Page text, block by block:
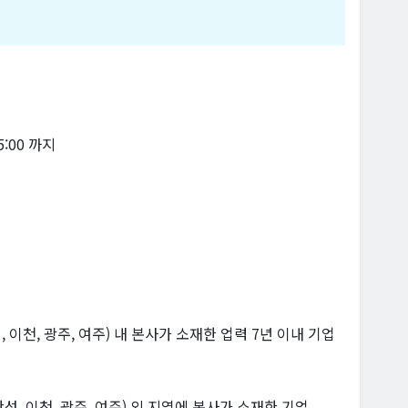
까지
천, 광주, 여주) 내 본사가 소재한 업력 7년 이내 기업